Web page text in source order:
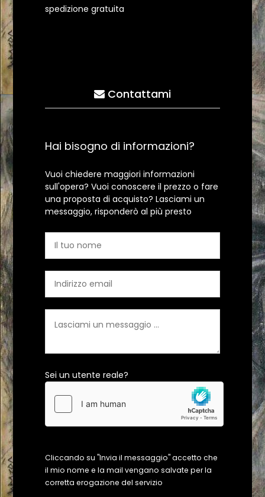
spedizione gratuita
Contattami
Hai bisogno di informazioni?
Vuoi chiedere maggiori informazioni
sull'opera? Vuoi conoscere il prezzo o fare
una proposta di acquisto? Lasciami un
messaggio, risponderò al più presto
Sei un utente reale?
Cliccando su "Invia il messaggio" accetto che
il mio nome e la mail vengano salvate per la
corretta erogazione del servizio